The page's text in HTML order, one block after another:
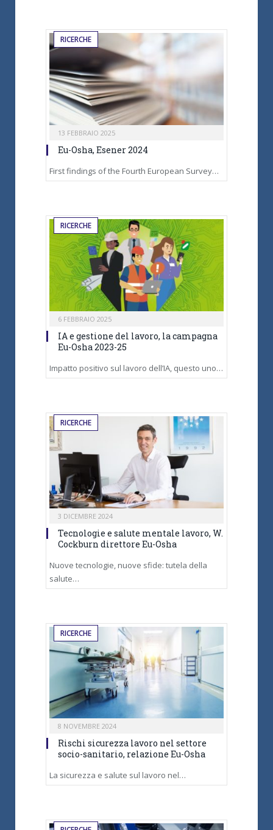
RICERCHE
13 FEBBRAIO 2025
Eu-Osha, Esener 2024
First findings of the Fourth European Survey…
RICERCHE
6 FEBBRAIO 2025
IA e gestione del lavoro, la campagna
Eu-Osha 2023-25
Impatto positivo sul lavoro dell’IA, questo uno…
RICERCHE
3 DICEMBRE 2024
Tecnologie e salute mentale lavoro, W.
Cockburn direttore Eu-Osha
Nuove tecnologie, nuove sfide: tutela della
salute…
RICERCHE
8 NOVEMBRE 2024
Rischi sicurezza lavoro nel settore
socio-sanitario, relazione Eu-Osha
La sicurezza e salute sul lavoro nel…